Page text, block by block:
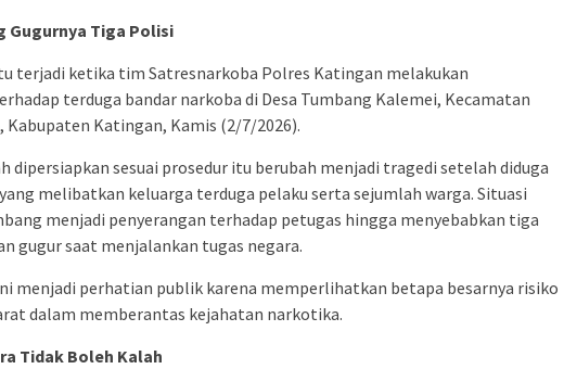
Gugurnya Tiga Polisi
terjadi ketika tim Satresnarkoba Polres Katingan melakukan
terduga bandar narkoba di Desa Tumbang Kalemei, Kecamatan
Kabupaten Katingan, Kamis (2/7/2026).
dipersiapkan sesuai prosedur itu berubah menjadi tragedi setelah diduga
melibatkan keluarga terduga pelaku serta sejumlah warga. Situasi
menjadi penyerangan terhadap petugas hingga menyebabkan tiga
gugur saat menjalankan tugas negara.
menjadi perhatian publik karena memperlihatkan betapa besarnya risiko
dalam memberantas kejahatan narkotika.
Tidak Boleh Kalah